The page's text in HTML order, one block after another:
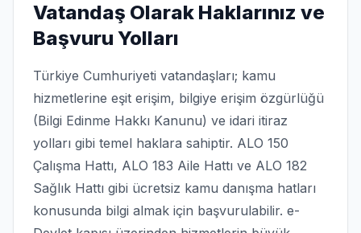
Vatandaş Olarak Haklarınız ve
Başvuru Yolları
Türkiye Cumhuriyeti vatandaşları; kamu
hizmetlerine eşit erişim, bilgiye erişim özgürlüğü
(Bilgi Edinme Hakkı Kanunu) ve idari itiraz
yolları gibi temel haklara sahiptir. ALO 150
Çalışma Hattı, ALO 183 Aile Hattı ve ALO 182
Sağlık Hattı gibi ücretsiz kamu danışma hatları
konusunda bilgi almak için başvurulabilir. e-